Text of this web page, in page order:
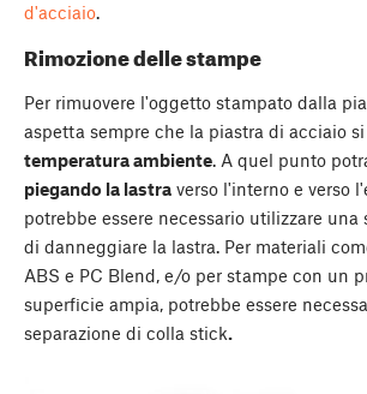
d'acciaio.
Rimozione delle stampe
Per rimuovere l'oggetto stampato dalla
aspetta sempre che la piastra di acciaio si
temperatura ambiente. A quel punto
piegando la lastra verso l'interno e verso
potrebbe essere necessario utilizzare una
di danneggiare la lastra. Per materiali
ABS e PC Blend, e/o per stampe con un
superficie ampia, potrebbe essere
separazione di colla stick.